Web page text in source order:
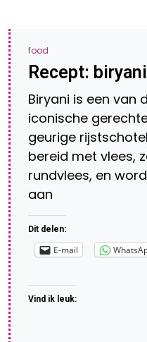
food
Recept: biryani
Biryani is een van
iconische
geurige
bereid met vlees,
rundvlees, en
aan
Dit delen:
E-mail
Vind ik leuk: